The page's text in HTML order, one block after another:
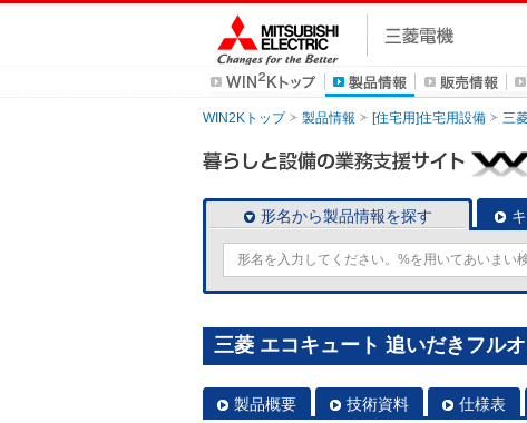
WIN2Kトップ 製品情報 [住宅用]住宅用設備 三
形名から製品情報を探す
三菱 エコキュート 追いだきフル
製品概要 技術資料 仕様表